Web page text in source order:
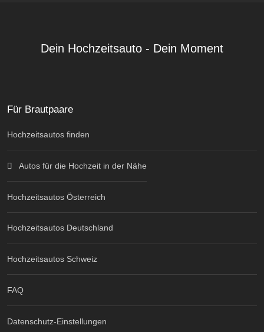
Dein Hochzeitsauto - Dein Moment
Für Brautpaare
Hochzeitsautos finden
Autos für die Hochzeit in der Nähe
Hochzeitsautos Österreich
Hochzeitsautos Deutschland
Hochzeitsautos Schweiz
FAQ
Datenschutz-Einstellungen